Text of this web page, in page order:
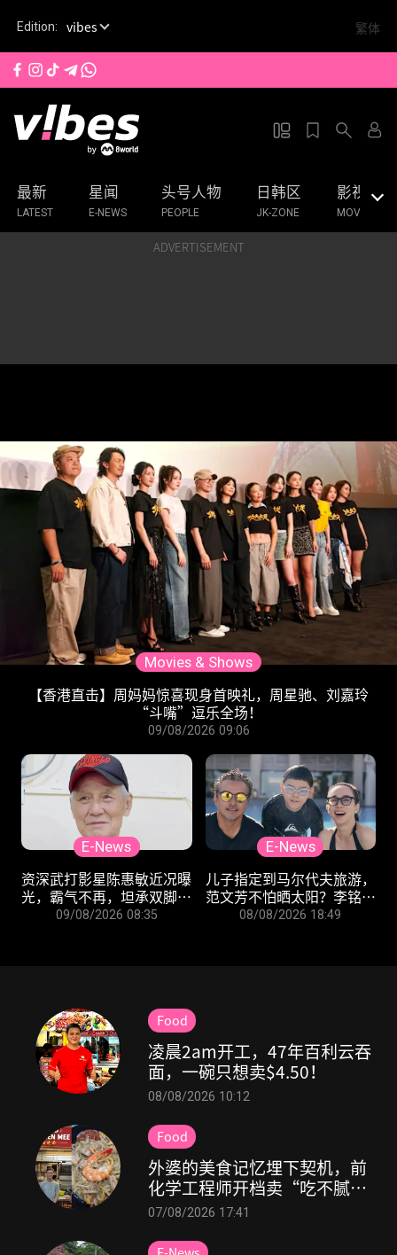
i
Edition: vibes 繁体
最新
LATEST
星闻
E-NEWS
头号人物
PEOPLE
日韩区
JK-ZONE
影视
MOVIES &
ADVERTISEMENT
Movies & Shows
【香港直击】周妈妈惊喜现身首映礼，周星驰、刘嘉玲
“斗嘴”逗乐全场！
09/08/2026 09:06
E-News
资深武打影星陈惠敏近况曝
光，霸气不再，坦承双脚出
问题！
09/08/2026 08:35
E-News
儿子指定到马尔代夫旅游，
范文芳不怕晒太阳？李铭顺
笑曝关键
08/08/2026 18:49
凌晨2am开工，47年百利云吞
面，一碗只想卖$4.50！
Food
08/08/2026 10:12
外婆的美食记忆埋下契机，前
化学工程师开档卖“吃不腻”
的炒福建虾面！
Food
07/08/2026 17:41